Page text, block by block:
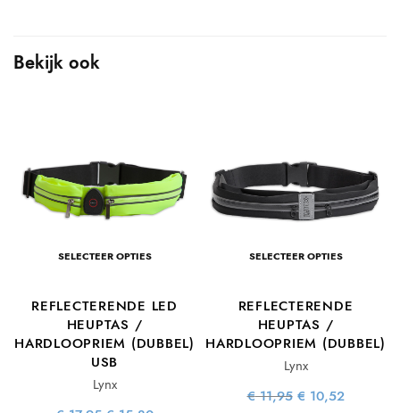
Bekijk ook
SELECTEER OPTIES
REFLECTERENDE LED
HEUPTAS /
HARDLOOPRIEM (DUBBEL)
USB
Lynx
SELECTEER OPTIES
REFLECTERENDE
HEUPTAS /
HARDLOOPRIEM (DUBBEL)
Lynx
€11,95 Oorspronkelijke
prijs was:
€ 10,52